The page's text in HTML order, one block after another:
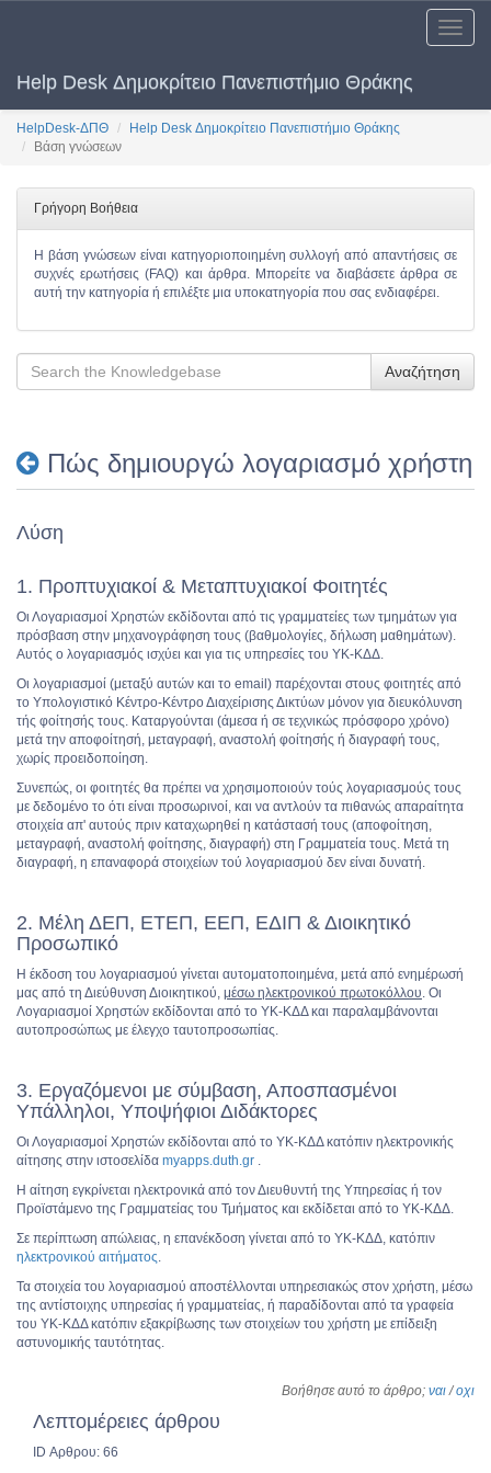
Toggle
Help Desk Δημοκρίτειο Πανεπιστήμιο Θράκης
HelpDesk-ΔΠΘ
Help Desk Δημοκρίτειο Πανεπιστήμιο Θράκης
Βάση γνώσεων
Γρήγορη Βοήθεια
Η βάση γνώσεων είναι κατηγοριοποιημένη συλλογή από απαντήσεις σε
συχνές ερωτήσεις (FAQ) και άρθρα. Μπορείτε να διαβάσετε άρθρα σε
αυτή την κατηγορία ή επιλέξτε μια υποκατηγορία που σας ενδιαφέρει.
Αναζήτηση
Πώς δημιουργώ λογαριασμό χρήστη
Λύση
1. Προπτυχιακοί & Μεταπτυχιακοί Φοιτητές
Οι Λογαριασμοί Χρηστών εκδίδονται από τις γραμματείες των τμημάτων για
πρόσβαση στην μηχανογράφηση τους (βαθμολογίες, δήλωση μαθημάτων).
Αυτός ο λογαριασμός ισχύει και για τις υπηρεσίες του ΥΚ-ΚΔΔ.
Οι λογαριασμοί (μεταξύ αυτών και το email) παρέχονται στους φοιτητές από
το Υπολογιστικό Κέντρο-Κέντρο Διαχείρισης Δικτύων μόνον για διευκόλυνση
τής φοίτησής τους. Καταργούνται (άμεσα ή σε τεχνικώς πρόσφορο χρόνο)
μετά την αποφοίτησή, μεταγραφή, αναστολή φοίτησής ή διαγραφή τους,
χωρίς προειδοποίηση.
Συνεπώς, οι φοιτητές θα πρέπει να χρησιμοποιούν τούς λογαριασμούς τους
με δεδομένο το ότι είναι προσωρινοί, και να αντλούν τα πιθανώς απαραίτητα
στοιχεία απ' αυτούς πριν καταχωρηθεί η κατάστασή τους (αποφοίτηση,
μεταγραφή, αναστολή φοίτησης, διαγραφή) στη Γραμματεία τους. Μετά τη
διαγραφή, η επαναφορά στοιχείων τού λογαριασμού δεν είναι δυνατή.
2. Μέλη ΔΕΠ, ΕΤΕΠ, ΕΕΠ, ΕΔΙΠ & Διοικητικό
Προσωπικό
Η έκδοση του λογαριασμού γίνεται αυτοματοποιημένα, μετά από ενημέρωσή
μας από τη Διεύθυνση Διοικητικού, μέσω ηλεκτρονικού πρωτοκόλλου. Οι
Λογαριασμοί Χρηστών εκδίδονται από το ΥΚ-ΚΔΔ και παραλαμβάνονται
αυτοπροσώπως με έλεγχο ταυτοπροσωπίας.
3. Εργαζόμενοι με σύμβαση, Αποσπασμένοι
Υπάλληλοι, Υποψήφιοι Διδάκτορες
Οι Λογαριασμοί Χρηστών εκδίδονται από το ΥΚ-ΚΔΔ κατόπιν ηλεκτρονικής
αίτησης στην ιστοσελίδα myapps.duth.gr .
H αίτηση εγκρίνεται ηλεκτρονικά από τον Διευθυντή της Υπηρεσίας ή τον
Προϊστάμενο της Γραμματείας του Τμήματος και εκδίδεται από το ΥΚ-ΚΔΔ.
Σε περίπτωση απώλειας, η επανέκδοση γίνεται από το ΥΚ-ΚΔΔ, κατόπιν
ηλεκτρονικού αιτήματος.
Τα στοιχεία του λογαριασμού αποστέλλονται υπηρεσιακώς στον χρήστη, μέσω
της αντίστοιχης υπηρεσίας ή γραμματείας, ή παραδίδονται από τα γραφεία
του ΥΚ-ΚΔΔ κατόπιν εξακρίβωσης των στοιχείων του χρήστη με επίδειξη
αστυνομικής ταυτότητας.
Βοήθησε αυτό το άρθρο; ναι/οχι
Λεπτομέρειες άρθρου
ID Αρθρου: 66